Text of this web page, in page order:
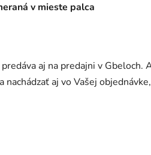
v mieste palca
aj na predajni v Gbeloch.
nachádzať aj vo Vašej